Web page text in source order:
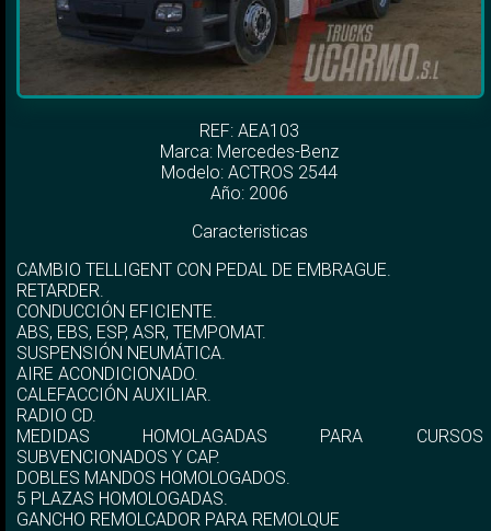
REF: AEA103
Marca: Mercedes-Benz
Modelo:ACTROS 2544
Año: 2006
Caracteristicas
CAMBIO TELLIGENT CON PEDAL DE EMBRAGUE.
RETARDER.
CONDUCCIÓN EFICIENTE.
ABS, EBS, ESP, ASR, TEMPOMAT.
SUSPENSIÓN NEUMÁTICA.
AIRE ACONDICIONADO.
CALEFACCIÓN AUXILIAR.
RADIO CD.
MEDIDAS HOMOLAGADAS PARA CURSOS
SUBVENCIONADOS Y CAP.
DOBLES MANDOS HOMOLOGADOS.
5 PLAZAS HOMOLOGADAS.
GANCHO REMOLCADOR PARA REMOLQUE